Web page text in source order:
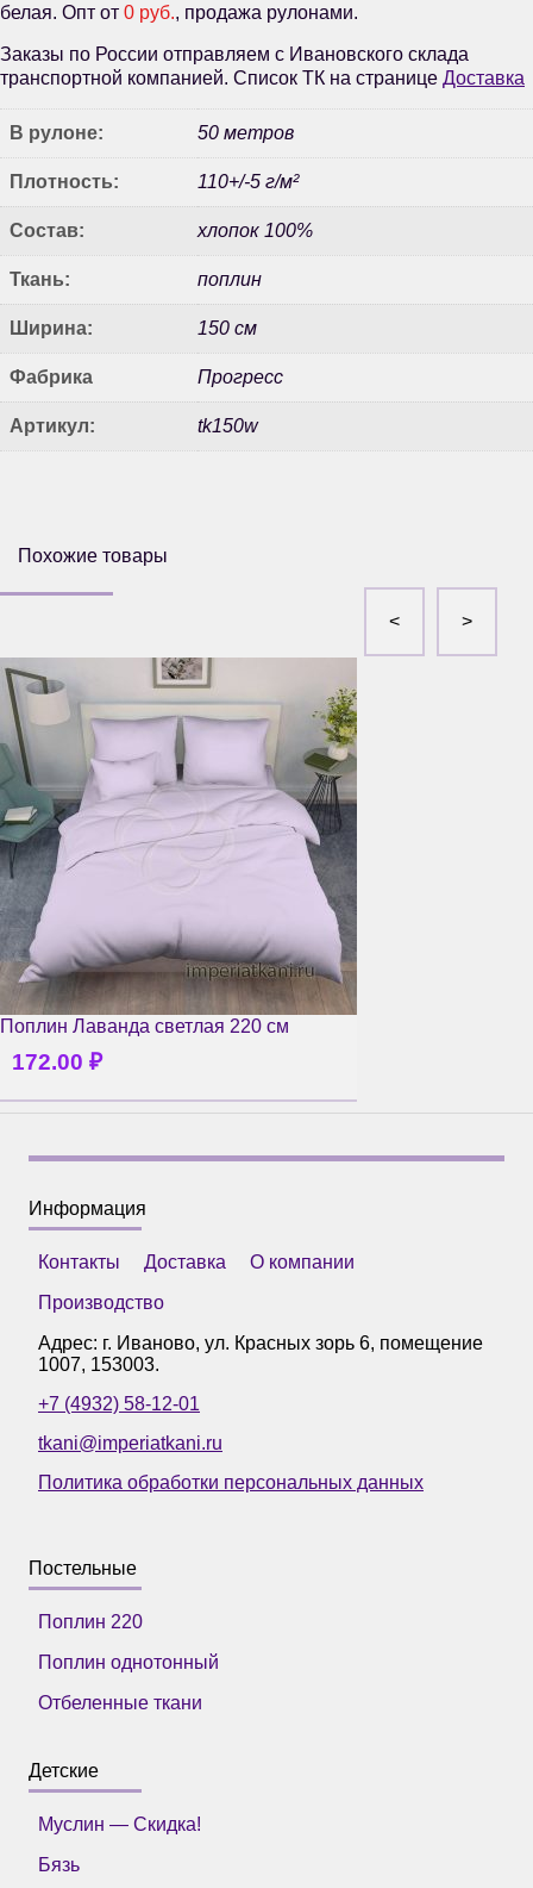
белая. Опт от 0 руб., продажа рулонами.
Заказы по России отправляем с Ивановского склада
транспортной компанией. Список ТК на странице Доставка
В рулоне: 50 метров
Плотность: 110+/-5 г/м²
Состав: хлопок 100%
Ткань: поплин
Ширина: 150 см
Фабрика Прогресс
Артикул: tk150w
Похожие товары
Поплин Лаванда светлая 220 см
172.00 ₽
Информация
Контакты Доставка
О компании
Производство
Адрес: г. Иваново, ул. Красных зорь 6, помещение
1007, 153003.
+7 (4932) 58-12-01
tkani@imperiatkani.ru
Политика обработки персональных данных
Постельные
Поплин 220
Поплин однотонный
Отбеленные ткани
Детские
Муслин — Скидка!
Бязь